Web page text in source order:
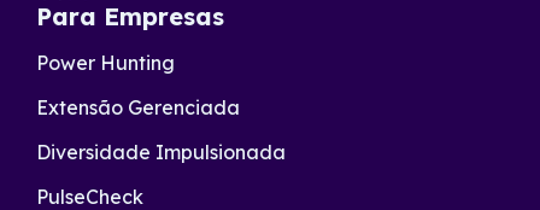
Para Empresas
Power Hunting
Extensão Gerenciada
Diversidade Impulsionada
PulseCheck